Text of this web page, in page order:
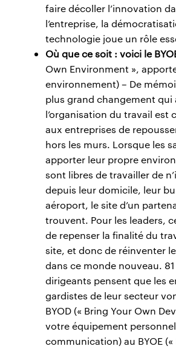
faire décoller l’innovation
l’entreprise, la
technologie joue un rôle
Où que ce soit : voici le
Own Environment »,
environnement) – De
plus grand changement
l’organisation du travail est
aux entreprises de
hors les murs. Lorsque les
apporter leur propre
sont libres de travailler de
depuis leur domicile, leur
aéroport, le site d’un
trouvent. Pour les leaders,
de repenser la finalité du
site, et donc de réinventer
dans ce monde nouveau. 81
dirigeants pensent que les
gardistes de leur secteur
BYOD (« Bring Your Own
votre équipement
communication) au BYOE